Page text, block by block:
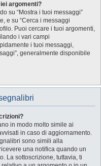
argomenti?
su “Mostra i tuoi messaggi”
e su “Cerca i messaggi
Puoi cercare i tuoi argomenti,
i vari campi
i tuoi messaggi,
generalmente disponibile
in modo molto simile ai
in caso di aggiornamento.
sono simili alla
una notifica quando un
La sottoscrizione, tuttavia, ti